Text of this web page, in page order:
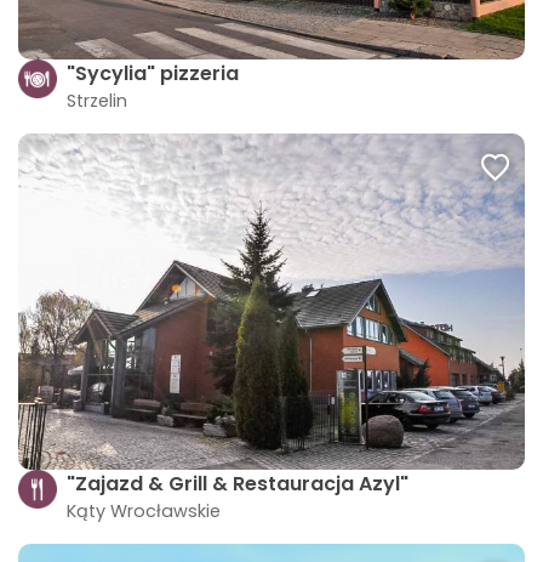
"Sycylia" pizzeria
Strzelin
"Zajazd & Grill & Restauracja Azyl"
Kąty Wrocławskie